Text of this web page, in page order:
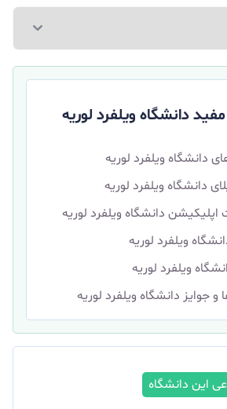
دانشگاه ویلفرد لوریه
دانشگاه ویلفرد لوریه
دانشگاه ویلفرد لوریه
دانشگاه ویلفرد لوریه
ویلفرد لوریه
ویلفرد لوریه
و جوایز دانشگاه ویلفرد لوریه